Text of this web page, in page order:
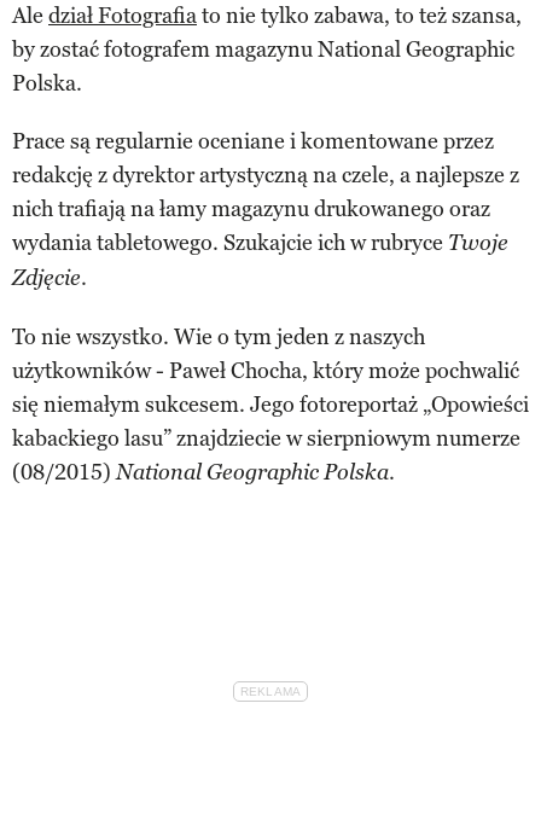
Ale dział Fotografiato nie tylko zabawa, to też szansa,
by zostać fotografem magazynu National Geographic
Polska.
Prace są regularnie oceniane i komentowane przez
redakcję z dyrektor artystyczną na czele, a najlepsze z
nich trafiają na łamy magazynu drukowanego oraz
wydania tabletowego. Szukajcie ich w rubryce Twoje
Zdjęcie.
To nie wszystko. Wie o tym jeden z naszych
użytkowników - Paweł Chocha, który może pochwalić
się niemałym sukcesem. Jego fotoreportaż „Opowieści
kabackiego lasu” znajdziecie w sierpniowym numerze
(08/2015)National Geographic Polska.